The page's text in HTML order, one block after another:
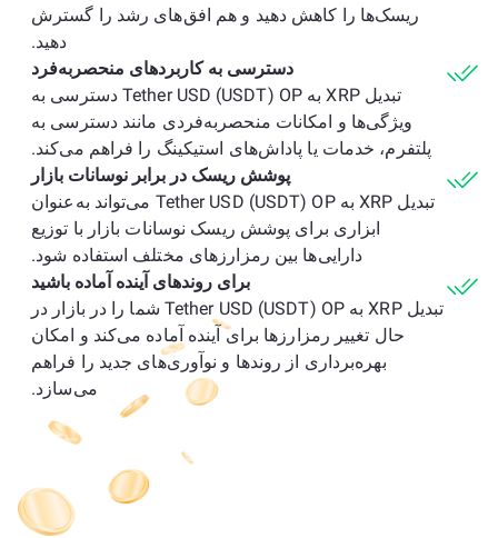
ریسک‌ها را کاهش دهید و هم افق‌های رشد را گسترش
دهید.
دسترسی به کاربردهای منحصربه‌فرد
تبدیل XRP به Tether USD (USDT) OP دسترسی به
ویژگی‌ها و امکانات منحصربه‌فردی مانند دسترسی به
پلتفرم، خدمات یا پاداش‌های استیکینگ را فراهم می‌کند.
پوشش ریسک در برابر نوسانات بازار
تبدیل XRP به Tether USD (USDT) OP می‌تواند به‌عنوان
ابزاری برای پوشش ریسک نوسانات بازار با توزیع
دارایی‌ها بین رمزارزهای مختلف استفاده شود.
برای روندهای آینده آماده باشید
تبدیل XRP به Tether USD (USDT) OP شما را در بازار در
حال تغییر رمزارزها برای آینده آماده می‌کند و امکان
بهره‌برداری از روندها و نوآوری‌های جدید را فراهم
می‌سازد.